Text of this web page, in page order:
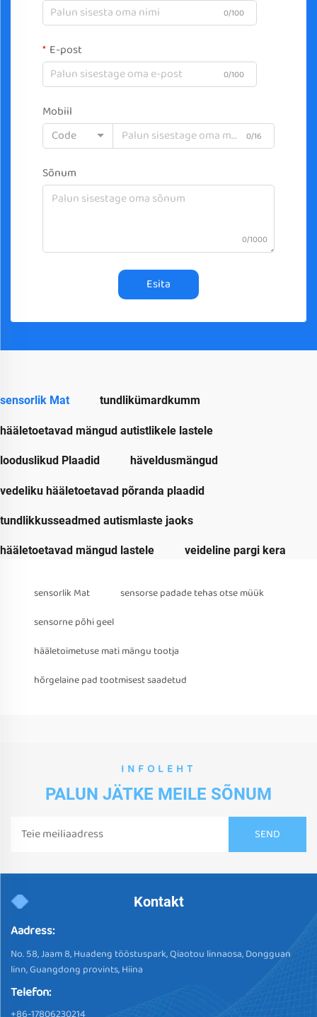
0/100
E-post
0/100
Mobiil
Code
0/16
Sõnum
0/1000
Esita
sensorlik Mat tundlikümardkumm
hääletoetavad mängud autistlikele lastele
looduslikud Plaadid häveldusmängud
vedeliku hääletoetavad põranda plaadid
tundlikkusseadmed autismlaste jaoks
hääletoetavad mängud lastele veideline pargi kera
sensorlik Mat
sensorse padade tehas otse müük
sensorne põhi geel
hääletoimetuse mati mängu tootja
hõrgelaine pad tootmisest saadetud
INFOLEHT
PALUN JÄTKE MEILE SÕNUM
Kontakt
Aadress:
No. 58, Jaam 8, Huadeng tööstuspark, Qiaotou linnaosa, Dongguan
linn, Guangdong provints, Hiina
Telefon: